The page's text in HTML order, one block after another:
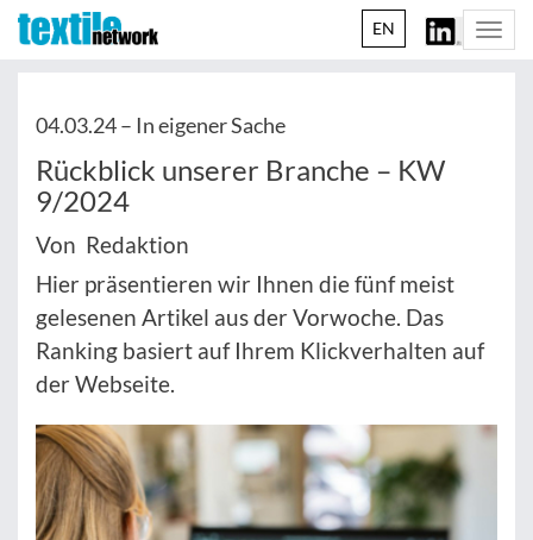
EN
04.03.24 – In eigener Sache
Rückblick unserer Branche – KW
9/2024
Von Redaktion
Hier präsentieren wir Ihnen die fünf meist
gelesenen Artikel aus der Vorwoche. Das
Ranking basiert auf Ihrem Klickverhalten auf
der Webseite.